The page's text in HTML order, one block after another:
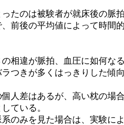
たのは被験者が就床後の脈
前後の平均値によって時間
相違が脈拍、血圧に如何な
つきが多くはっきりした傾
人差はあるが、高い枕の場
ている。
のみを見た場合は、実験に